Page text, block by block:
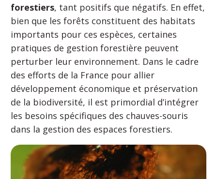
forestiers, tant positifs que négatifs. En effet,
bien que les forêts constituent des habitats
importants pour ces espèces, certaines
pratiques de gestion forestière peuvent
perturber leur environnement. Dans le cadre
des efforts de la France pour allier
développement économique et préservation
de la biodiversité, il est primordial d’intégrer
les besoins spécifiques des chauves-souris
dans la gestion des espaces forestiers.